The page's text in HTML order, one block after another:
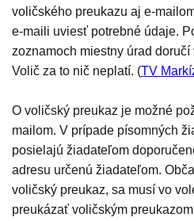
voličského preukazu aj e-
e-maili uviesť potrebné údaje.
zoznamoch miestny úrad
Volič za to nič neplatí. (TV
O voličský preukaz je možné
mailom. V prípade písomných
posielajú žiadateľom
adresu určenú žiadateľom.
voličský preukaz, sa musí vo
preukázať voličským